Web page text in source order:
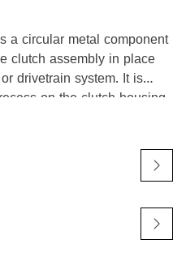
a circular metal component
clutch assembly in place
drivetrain system. It is
on the clutch housing
against the clutch
assembly and provide